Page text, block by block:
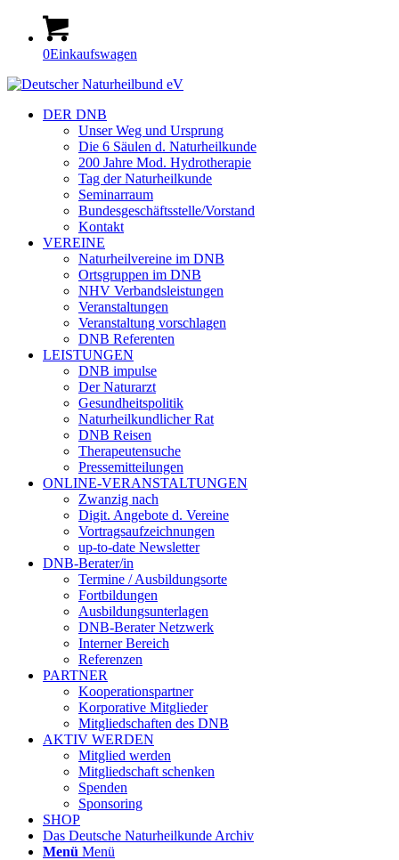
0Einkaufswagen
DER DNB
Unser Weg und Ursprung
Die 6 Säulen d. Naturheilkunde
200 Jahre Mod. Hydrotherapie
Tag der Naturheilkunde
Seminarraum
Bundesgeschäftsstelle/Vorstand
Kontakt
VEREINE
Naturheilvereine im DNB
Ortsgruppen im DNB
NHV Verbandsleistungen
Veranstaltungen
Veranstaltung vorschlagen
DNB Referenten
LEISTUNGEN
DNB impulse
Der Naturarzt
Gesundheitspolitik
Naturheilkundlicher Rat
DNB Reisen
Therapeutensuche
Pressemitteilungen
ONLINE-VERANSTALTUNGEN
Zwanzig nach
Digit. Angebote d. Vereine
Vortragsaufzeichnungen
up-to-date Newsletter
DNB-Berater/in
Termine / Ausbildungsorte
Fortbildungen
Ausbildungsunterlagen
DNB-Berater Netzwerk
Interner Bereich
Referenzen
PARTNER
Kooperationspartner
Korporative Mitglieder
Mitgliedschaften des DNB
AKTIV WERDEN
Mitglied werden
Mitgliedschaft schenken
Spenden
Sponsoring
SHOP
Das Deutsche Naturheilkunde Archiv
Menü Menü